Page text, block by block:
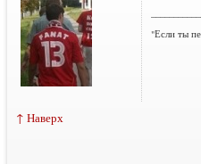
"Если ты
↑ Наверх